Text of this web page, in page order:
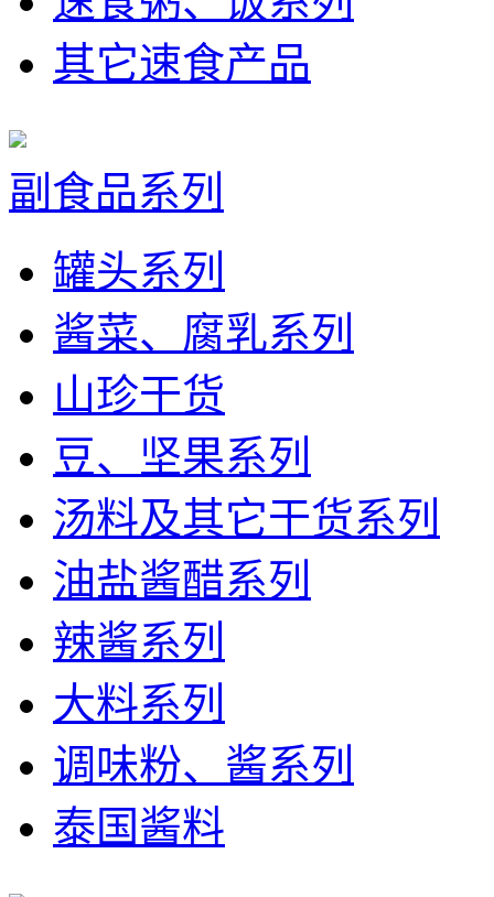
其它速食产品
副食品系列
罐头系列
酱菜、腐乳系列
山珍干货
豆、坚果系列
汤料及其它干货系列
油盐酱醋系列
辣酱系列
大料系列
调味粉、酱系列
泰国酱料